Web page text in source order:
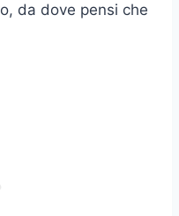
da dove pensi che